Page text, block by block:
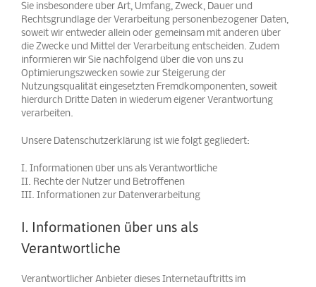
Sie insbesondere über Art, Umfang, Zweck, Dauer und
Rechtsgrundlage der Verarbeitung personenbezogener Daten,
soweit wir entweder allein oder gemeinsam mit anderen über
die Zwecke und Mittel der Verarbeitung entscheiden. Zudem
informieren wir Sie nachfolgend über die von uns zu
Optimierungszwecken sowie zur Steigerung der
Nutzungsqualität eingesetzten Fremdkomponenten, soweit
hierdurch Dritte Daten in wiederum eigener Verantwortung
verarbeiten.
Unsere Datenschutzerklärung ist wie folgt gegliedert:
I. Informationen über uns als Verantwortliche
II. Rechte der Nutzer und Betroffenen
III. Informationen zur Datenverarbeitung
I. Informationen über uns als
Verantwortliche
Verantwortlicher Anbieter dieses Internetauftritts im